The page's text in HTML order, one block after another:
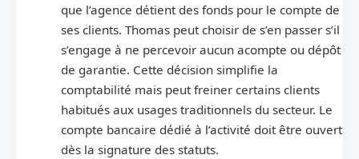
que l’agence détient des fonds pour le compte de
ses clients. Thomas peut choisir de s’en passer s’il
s’engage à ne percevoir aucun acompte ou dépôt
de garantie. Cette décision simplifie la
comptabilité mais peut freiner certains clients
habitués aux usages traditionnels du secteur. Le
compte bancaire dédié à l’activité doit être ouvert
dès la signature des statuts.